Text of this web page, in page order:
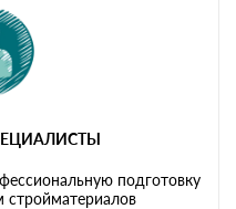
подготовку
стройматериалов